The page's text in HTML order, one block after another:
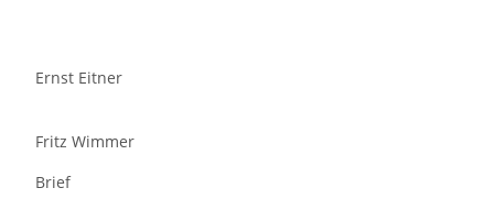
Ernst Eitner
Fritz Wimmer
Brief